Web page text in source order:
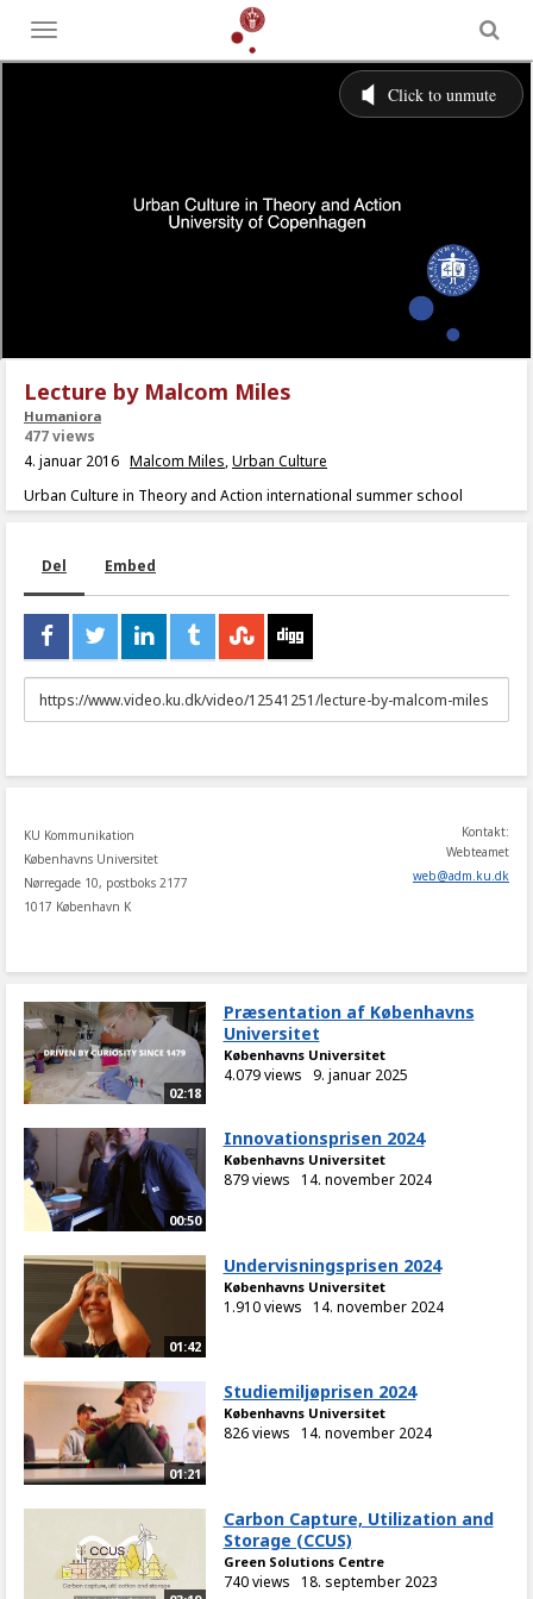
Toggle
menu
Lecture by Malcom Miles
Humaniora
477 views
4. januar 2016 Malcom Miles,Urban Culture
Urban Culture in Theory and Action international summer school
Del Embed
URL
to
KU Kommunikation
Københavns Universitet
Nørregade 10, postboks 2177
1017 København K
Kontakt:
Webteamet
web@adm.ku.dk
02:18
Præsentation af Københavns
Universitet
Københavns Universitet
4.079 views 9. januar 2025
00:50
Innovationsprisen 2024
Københavns Universitet
879 views 14. november 2024
01:42
Undervisningsprisen 2024
Københavns Universitet
1.910 views 14. november 2024
01:21
Studiemiljøprisen 2024
Københavns Universitet
826 views 14. november 2024
Carbon Capture, Utilization and
Storage (CCUS)
Green Solutions Centre
740 views 18. september 2023